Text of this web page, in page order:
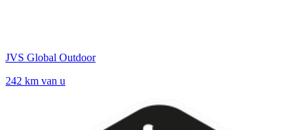
JVS Global Outdoor
242 km van u